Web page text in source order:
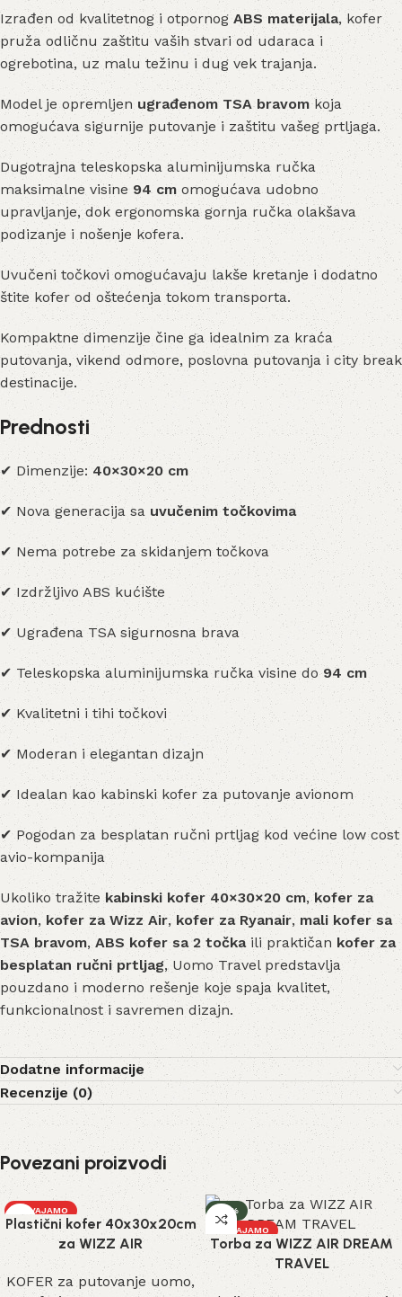
Izrađen od kvalitetnog i otpornogABS materijala, kofer
pruža odličnu zaštitu vaših stvari od udaraca i
ogrebotina, uz malu težinu i dug vek trajanja.
Model je opremljen ugrađenom TSA bravomkoja
omogućava sigurnije putovanje i zaštitu vašeg prtljaga.
Dugotrajna teleskopska aluminijumska ručka
maksimalne visine 94 cm omogućava udobno
upravljanje, dok ergonomska gornja ručka olakšava
podizanje i nošenje kofera.
Uvučeni točkovi omogućavaju lakše kretanje i dodatno
štite kofer od oštećenja tokom transporta.
Kompaktne dimenzije čine ga idealnim za kraća
putovanja, vikend odmore, poslovna putovanja i city break
destinacije.
Prednosti
✔ Dimenzije: 40×30×20 cm
✔ Nova generacija sa uvučenim točkovima
✔ Nema potrebe za skidanjem točkova
✔ Izdržljivo ABS kućište
✔ Ugrađena TSA sigurnosna brava
✔ Teleskopska aluminijumska ručka visine do94 cm
✔ Kvalitetni i tihi točkovi
✔ Moderan i elegantan dizajn
✔ Idealan kao kabinski kofer za putovanje avionom
✔ Pogodan za besplatan ručni prtljag kod većine low cost
avio-kompanija
Ukoliko tražitekabinski kofer 40×30×20 cm,kofer za
avion, kofer za Wizz Air, kofer za Ryanair, mali kofer sa
TSA bravom,ABS kofer sa 2 točkaili praktičan kofer za
besplatan ručni prtljag, Uomo Travel predstavlja
pouzdano i moderno rešenje koje spaja kvalitet,
funkcionalnost i savremen dizajn.
Dodatne informacije
Recenzije (0)
Povezani proizvodi
IZDVAJAMO
Plastični kofer 40x30x20cm
za WIZZ AIR
KOFER za putovanje uomo,
-21%
IZDVAJAMO
Torba za WIZZ AIR DREAM
TRAVEL